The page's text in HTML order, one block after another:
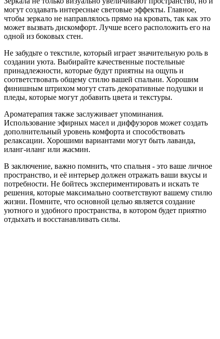
могут создавать интересные световые эффекты. Главное,
чтобы зеркало не направлялось прямо на кровать, так как это
может вызвать дискомфорт. Лучше всего расположить его на
одной из боковых стен.
Не забудьте о текстиле, который играет значительную роль в
создании уюта. Выбирайте качественные постельные
принадлежности, которые будут приятны на ощупь и
соответствовать общему стилю вашей спальни. Хорошим
финишным штрихом могут стать декоративные подушки и
пледы, которые могут добавить цвета и текстуры.
Ароматерапия также заслуживает упоминания.
Использование эфирных масел и диффузоров может создать
дополнительный уровень комфорта и способствовать
релаксации. Хорошими вариантами могут быть лаванда,
иланг-иланг или жасмин.
В заключение, важно помнить, что спальня - это ваше личное
пространство, и её интерьер должен отражать ваши вкусы и
потребности. Не бойтесь экспериментировать и искать те
решения, которые максимально соответствуют вашему стилю
жизни. Помните, что основной целью является создание
уютного и удобного пространства, в котором будет приятно
отдыхать и восстанавливать силы.